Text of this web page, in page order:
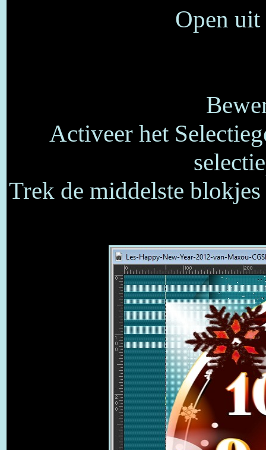
Open
Activeer het
Trek de middelste